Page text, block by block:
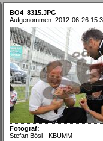
BO4_8315.JPG
Aufgenommen: 2012-06-26
Fotograf:
Stefan Bösl - KBUMM